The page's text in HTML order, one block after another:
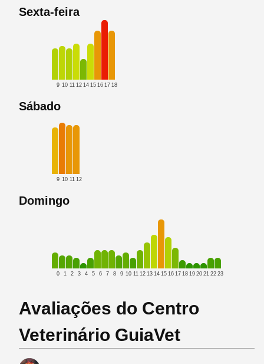
Sexta-feira
9 10 11 12 14 15 16 17 18
Sábado
9 10 11 12
Domingo
0 1 2 3 4 5 6 7 8 9 10 11 12 13 14 15 16 17 18 19 20 21 22 23
Avaliações do Centro
Veterinário GuiaVet